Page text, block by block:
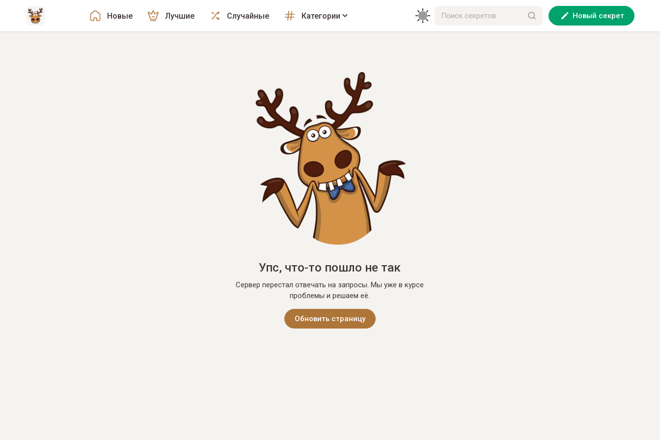
Новые Лучшие Случайные Категории Новый секрет
Упс, что-то пошло не так
Сервер перестал отвечать на запросы. Мы уже в курсе
проблемы и решаем её.
Обновить страницу